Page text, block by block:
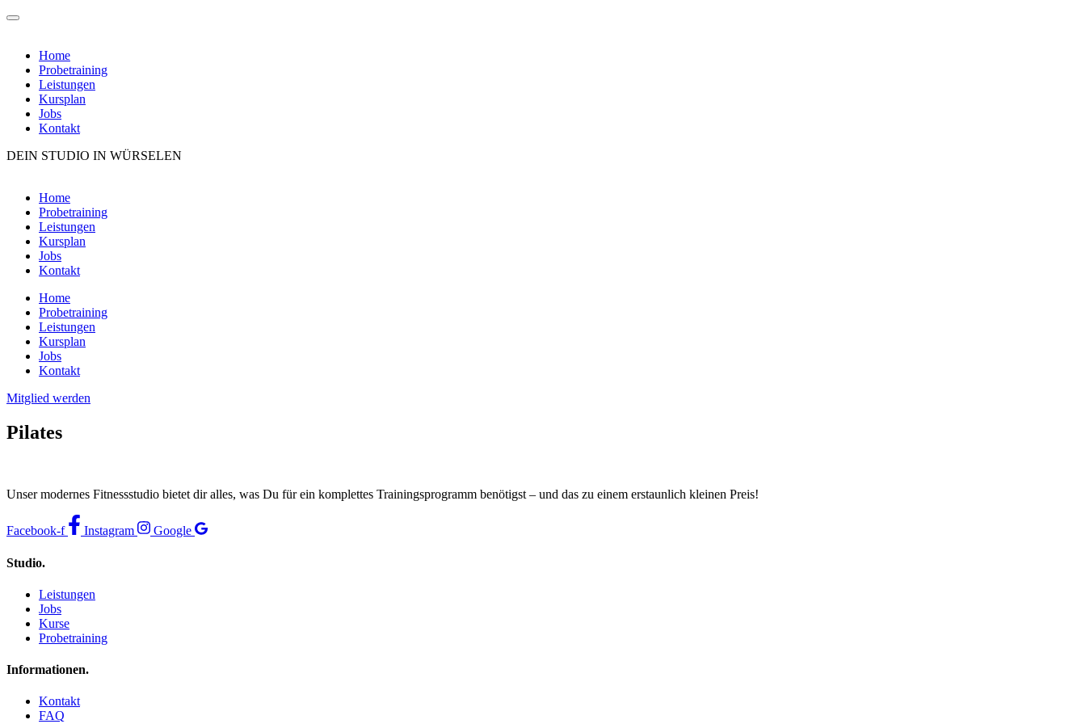
Home
Probetraining
Leistungen
Kursplan
Jobs
Kontakt
DEIN STUDIO IN WÜRSELEN
wechselnHome
Probetraining
Leistungen
Kursplan
Jobs
Kontakt
Home
Probetraining
Leistungen
Kursplan
Jobs
Kontakt
Mitglied werden
Pilates
Unser modernes Fitnessstudio bietet dir alles, was Du für ein komplettes Trainingsprogramm benötigst – und das zu einem erstaunlich kleinen Preis!
Facebook-f Instagram Google
Studio.
Leistungen
Jobs
Kurse
Probetraining
Informationen.
Kontakt
FAQ